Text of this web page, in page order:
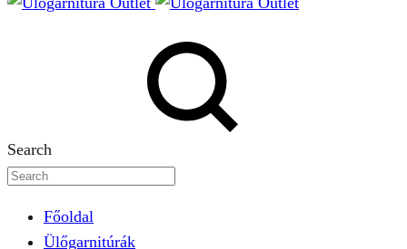
Search
Főoldal
Ülőgarnitúrák